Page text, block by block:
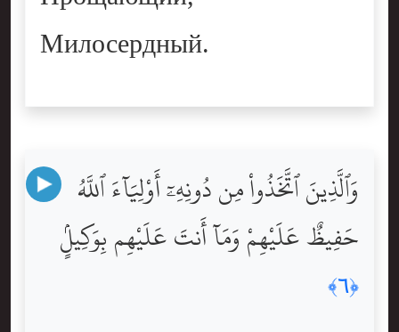
Милосердный.
وَٱلَّذِينَ ٱتَّخَذُواْ مِن دُونِهِۦٓ أَوْلِيَآءَ ٱللَّهُ
حَفِيظٌ عَلَيْهِمْ وَمَآ أَنتَ عَلَيْهِم بِوَكِيلٍۢ
﴿٦﴾